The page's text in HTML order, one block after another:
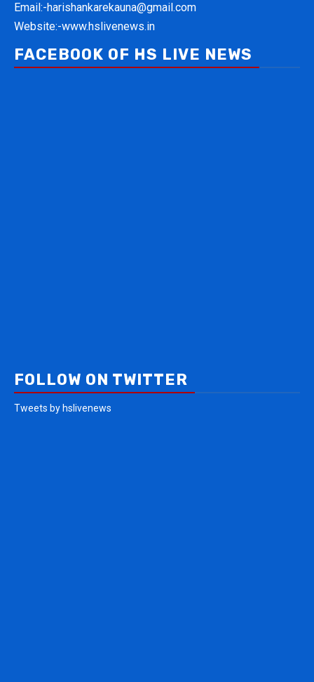
Email:-harishankarekauna@gmail.com
Website:-www.hslivenews.in
FACEBOOK OF HS LIVE NEWS
FOLLOW ON TWITTER
Tweets by hslivenews